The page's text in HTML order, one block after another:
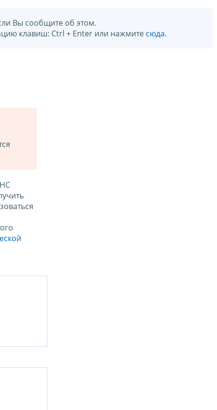
Вы сообщите об этом.
клавиш: Ctrl + Enter или нажмите сюда.